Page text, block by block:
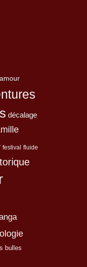
amour
décalage
festival fluide
bulles